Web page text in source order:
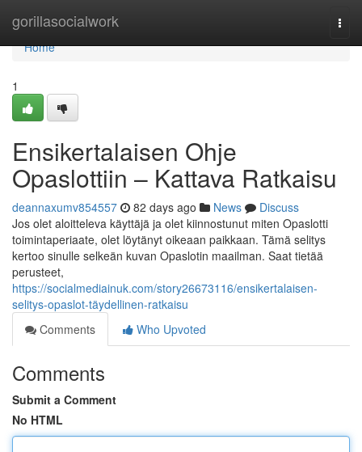
gorillasocialwork
Home
Home
1
Ensikertalaisen Ohje
Opaslottiin – Kattava Ratkaisu
deannaxumv854557 82 days ago News
Discuss
Jos olet aloitteleva käyttäjä ja olet kiinnostunut miten Opaslotti
toimintaperiaate, olet löytänyt oikeaan paikkaan. Tämä selitys
kertoo sinulle selkeän kuvan Opaslotin maailman. Saat tietää
perusteet,
https://socialmediainuk.com/story26673116/ensikertalaisen-
selitys-opaslot-täydellinen-ratkaisu
Comments
Who Upvoted
Comments
Submit a Comment
No HTML